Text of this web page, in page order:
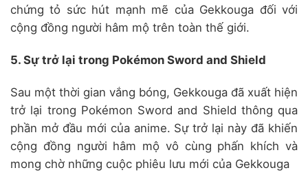
chứng tỏ sức hút mạnh mẽ của Gekkouga đối với
cộng đồng người hâm mộ trên toàn thế giới.
5. Sự trở lại trong Pokémon Sword and Shield
Sau một thời gian vắng bóng, Gekkouga đã xuất hiện
trở lại trong Pokémon Sword and Shield thông qua
phần mở đầu mới của anime. Sự trở lại này đã khiến
cộng đồng người hâm mộ vô cùng phấn khích và
mong chờ những cuộc phiêu lưu mới của Gekkouga